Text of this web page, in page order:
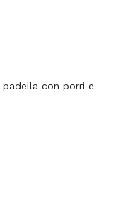
con porri e